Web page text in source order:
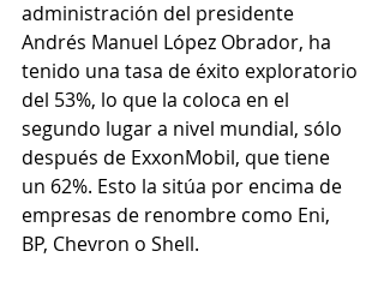
administración del presidente
Andrés Manuel López Obrador, ha
tenido una tasa de éxito exploratorio
del 53%, lo que la coloca en el
segundo lugar a nivel mundial, sólo
después de ExxonMobil, que tiene
un 62%. Esto la sitúa por encima de
empresas de renombre como Eni,
BP, Chevron o Shell.